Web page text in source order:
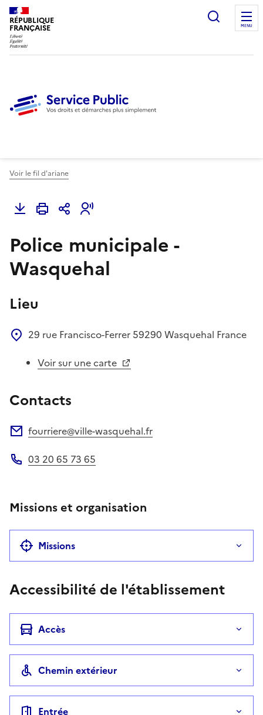
RÉPUBLIQUE
FRANÇAISE
Ouvrir
MENU
Voir le fil d'ariane
Police municipale -
Wasquehal
Lieu
29 rue Francisco-Ferrer 59290 Wasquehal France
Voir sur une carte
Contacts
fourriere@ville-wasquehal.fr
03 20 65 73 65
Missions et organisation
Missions
Accessibilité de l'établissement
Accès
Chemin extérieur
Entrée